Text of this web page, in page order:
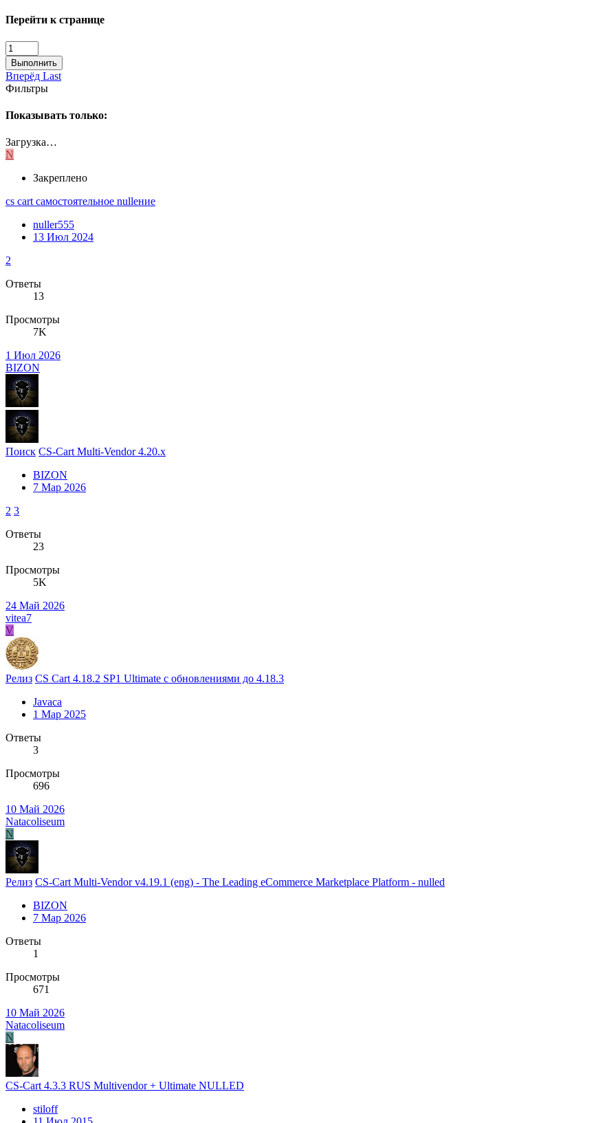
Перейти к странице
Выполнить
Вперёд Last
Фильтры
Показывать только:
Загрузка…
N
Закреплено
cs cart самостоятельное nullение
nuller555
13 Июл 2024
2
Ответы
13
Просмотры
7K
1 Июл 2026
BIZON
Поиск CS-Cart Multi-Vendor 4.20.x
BIZON
7 Мар 2026
2 3
Ответы
23
Просмотры
5K
24 Май 2026
vitea7
V
Релиз CS Cart 4.18.2 SP1 Ultimate с обновлениями до 4.18.3
Javaca
1 Мар 2025
Ответы
3
Просмотры
696
10 Май 2026
Natacoliseum
N
Релиз CS-Cart Multi-Vendor v4.19.1 (eng) - The Leading eCommerce Marketplace Platform - nulled
BIZON
7 Мар 2026
Ответы
1
Просмотры
671
10 Май 2026
Natacoliseum
N
CS-Cart 4.3.3 RUS Multivendor + Ultimate NULLED
stiloff